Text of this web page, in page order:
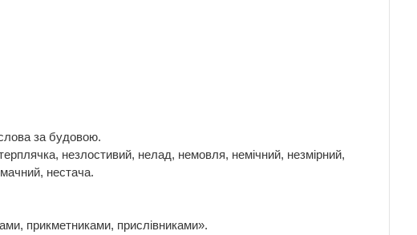
за будовою.
незлостивий, нелад, немовля, немічний, незмірний,
нестача.
прикметниками, прислівниками».